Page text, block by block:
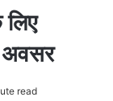
अवसर
read